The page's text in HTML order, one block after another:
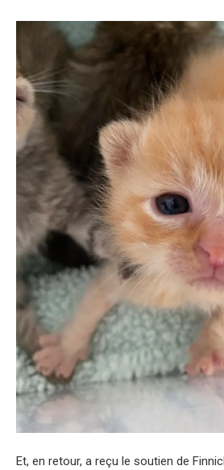
Et, en retour, a reçu le soutien de